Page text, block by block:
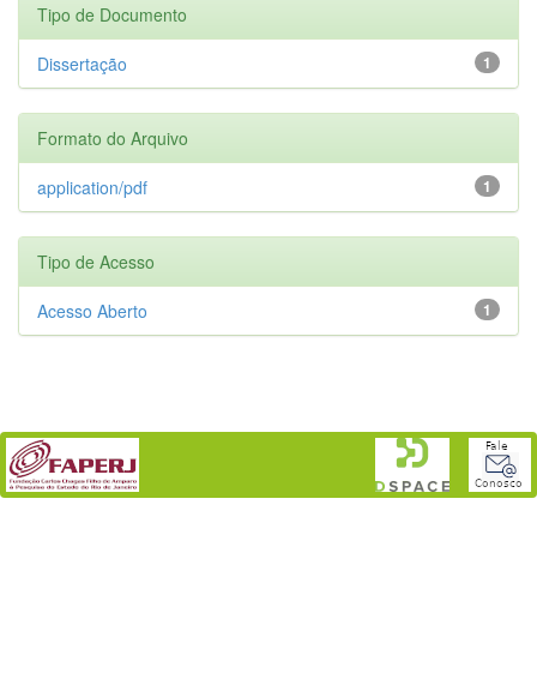
Tipo de Documento
1
Dissertação
Formato do Arquivo
1
application/pdf
Tipo de Acesso
1
Acesso Aberto